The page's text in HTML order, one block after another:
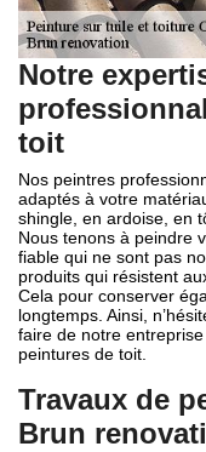
Notre
toit
Nos peintres
adaptés à votre
shingle, en ardoise, en
Nous tenons à peindre
fiable qui ne sont pas
produits qui résistent
Cela pour conserver
longtemps. Ainsi,
faire de notre
peintures de toit.
Travaux de
Brun